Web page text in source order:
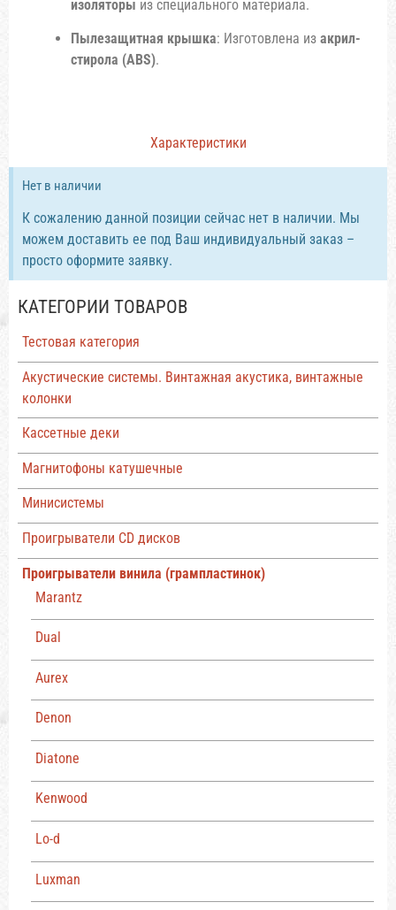
КАТЕГОРИИ ТОВАРОВ
Тестовая категория
Акустические системы. Винтажная акустика, винтажные
колонки
Кассетные деки
Магнитофоны катушечные
Минисистемы
Проигрыватели CD дисков
Проигрыватели винила (грампластинок)
Marantz
Dual
Aurex
Denon
Diatone
Kenwood
Lo-d
Luxman
Характеристики
изоляторы из специального материала.
Пылезащитная крышка: Изготовлена из акрил-
стирола (ABS).
Нет в наличии
К сожалению данной позиции сейчас нет в наличии. Мы
можем доставить ее под Ваш индивидуальный заказ –
просто оформите заявку.